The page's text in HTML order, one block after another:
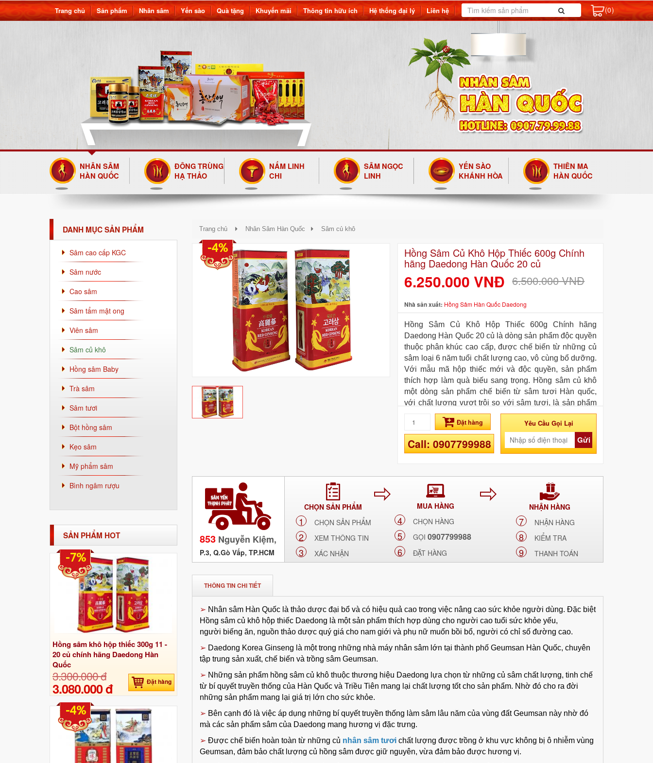
Trang chủ Sản phẩm Nhân sâm Yến sào Quà tặng Khuyến mãi Thông tin hữu ích Hệ thống đại lý Liên hệ (0)
NHÂN SÂM
HÀN QUỐC
ĐÔNG TRÙNG
HẠ THẢO
NẤM LINH
CHI
SÂM NGỌC
LINH
YẾN SÀO
KHÁNH HÒA
THIÊN MA
HÀN QUỐC
DANH MỤC SẢN PHẨM
Sâm cao cấp KGC
Sâm nước
Cao sâm
Sâm tẩm mật ong
Viên sâm
Sâm củ khô
Hồng sâm Baby
Trà sâm
Sâm tươi
Bột hồng sâm
Kẹo sâm
Mỹ phẩm sâm
Bình ngâm rượu
SẢN PHẨM HOT
Hồng sâm khô hộp thiếc 300g 11 -
20 củ chính hãng Daedong Hàn
Quốc
3.300.000 đ
3.080.000 đ Đặt hàng
-7%
-4%
Trang chủ Nhân Sâm Hàn Quốc Sâm củ khô
-4% Hồng Sâm Củ Khô Hộp Thiếc 600g Chính
hãng Daedong Hàn Quốc 20 củ
6.500.000 VNĐ
6.250.000 VNĐ
Nhà sản xuất: Hồng Sâm Hàn Quốc Daedong
Hồng Sâm Củ Khô Hộp Thiếc 600g Chính hãng
Daedong Hàn Quốc 20 củ là dòng sản phẩm độc quyền
thuộc phân khúc cao cấp, được chế biến từ những củ
sâm loại 6 năm tuổi chất lượng cao, vô cùng bổ dưỡng.
Với mẫu mã hộp thiếc mới và độc quyền, sản phẩm
thích hợp làm quà biếu sang trọng. Hồng sâm củ khô
một dòng sản phẩm chế biến từ sâm tươi Hàn quốc,
với chất lượng vượt trội so với sâm tươi, là sản phẩm
truyền thống và được xuất khẩu sang nhiều nước trên
thế giới.
Đặt hàng
Call: 0907799988
Yêu Cầu Gọi Lại
Gửi
853Nguyễn Kiệm,
P.3, Q.Gò Vấp, TP.HCM
CHỌN SẢN PHẨM
1 CHỌN SẢN PHẨM
2 XEM THÔNG TIN
3 XÁC NHẬN
MUA HÀNG
4 CHỌN HÀNG
5 GỌI 0907799988
6 ĐẶT HÀNG
NHẬN HÀNG
7 NHẬN HÀNG
8 KIỂM TRA
9 THANH TOÁN
THÔNG TIN CHI TIẾT
➢ Nhân sâm Hàn Quốc là thảo dược đại bổ và có hiệu quả cao trong việc nâng cao sức khỏe người dùng. Đặc biệt
Hồng sâm củ khô hộp thiếc Daedong là một sản phẩm thích hợp dùng cho người cao tuổi sức khỏe yếu,
người biếng ăn, nguồn thảo dược quý giá cho nam giới và phụ nữ muốn bồi bổ, người có chỉ số đường cao.
➢ Daedong Korea Ginseng là một trong những nhà máy nhân sâm lớn tại thành phố Geumsan Hàn Quốc, chuyên
tập trung sản xuất, chế biến và trồng sâm Geumsan.
➢ Những sản phẩm hồng sâm củ khô thuộc thương hiệu Daedong lựa chọn từ những củ sâm chất lượng, tinh chế
từ bí quyết truyền thống của Hàn Quốc và Triều Tiên mang lại chất lượng tốt cho sản phẩm. Nhờ đó cho ra đời
những sản phẩm mang lại giá trị lớn cho sức khỏe.
➢ Bên cạnh đó là việc áp dụng những bí quyết truyền thống làm sâm lâu năm của vùng đất Geumsan này nhờ đó
mà các sản phẩm sâm của Daedong mang hương vị đặc trưng.
➢ Được chế biến hoàn toàn từ những củ nhân sâm tươichất lượng được trồng ở khu vực không bị ô nhiễm vùng
Geumsan, đảm bảo chất lượng củ hồng sâm được giữ nguyên, vừa đảm bảo được hương vị.